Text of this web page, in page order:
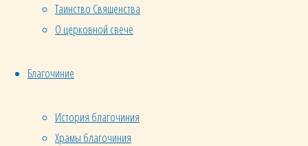
Таинство Священства
О церковной свече
Благочиние
История благочиния
Храмы благочиния